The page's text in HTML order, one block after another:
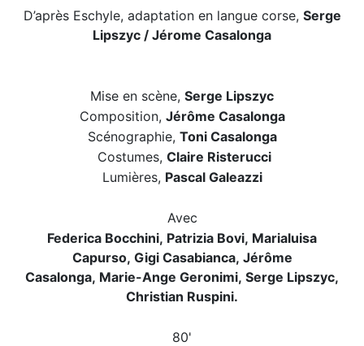
D’après Eschyle, adaptation en langue corse, Serge
Lipszyc / Jérome Casalonga
Mise en scène, Serge Lipszyc
Composition, Jérôme Casalonga
Scénographie, Toni Casalonga
Costumes, Claire Risterucci
Lumières, Pascal Galeazzi
Avec
Federica Bocchini, Patrizia Bovi, Marialuisa
Capurso, Gigi Casabianca, Jérôme
Casalonga, Marie-Ange Geronimi, Serge Lipszyc,
Christian Ruspini.
80'